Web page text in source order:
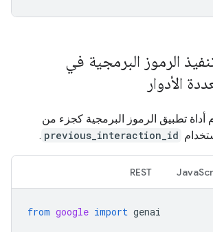
الرموز البرمجية في
الأدوار
أداة تطبيق الرموز البرمجية كجزء من
previous_interaction_id
.
REST
from google import genai